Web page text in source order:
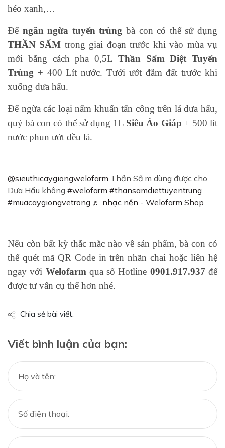
héo xanh,…
Để ngăn ngừa tuyến trùng bà con có thể sử dụng
THẦN SẤM trong giai đoạn trước khi vào mùa vụ
mới bằng cách pha 0,5L Thần Sấm Diệt Tuyến
Trùng + 400 Lít nước. Tưới ướt đẫm đất trước khi
xuống dưa hấu.
Để ngừa các loại nấm khuẩn tấn công trên lá dưa hấu,
quý bà con có thể sử dụng 1L Siêu Áo Giáp + 500 lít
nước phun ướt đều lá.
@sieuthicaygiongwelofarm Thần Sấ.m dùng được cho
Dưa Hấu không #welofarm #thansamdiettuyentrung
#muacaygiongvetrong ♬ nhạc nền - Welofarm Shop
Nếu còn bất kỳ thắc mắc nào về sản phẩm, bà con có
thể quét mã QR Code in trên nhãn chai hoặc liên hệ
ngay với Welofarm qua số Hotline 0901.917.937để
được tư vấn cụ thể hơn nhé.
Chia sẻ bài viết:
Viết bình luận của bạn: